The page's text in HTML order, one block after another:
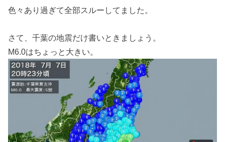
色々あり過ぎて全部スルーしてました。
さて、千葉の地震だけ書いときましょう。
M6.0はちょっと大きい。